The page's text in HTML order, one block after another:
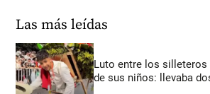
Las más leídas
Luto entre los silleteros
de sus niños: llevaba